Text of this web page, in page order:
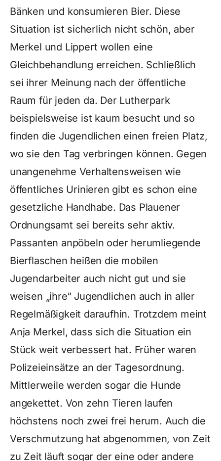
Bänken und konsumieren Bier. Diese
Situation ist sicherlich nicht schön, aber
Merkel und Lippert wollen eine
Gleichbehandlung erreichen. Schließlich
sei ihrer Meinung nach der öffentliche
Raum für jeden da. Der Lutherpark
beispielsweise ist kaum besucht und so
finden die Jugendlichen einen freien Platz,
wo sie den Tag verbringen können. Gegen
unangenehme Verhaltensweisen wie
öffentliches Urinieren gibt es schon eine
gesetzliche Handhabe. Das Plauener
Ordnungsamt sei bereits sehr aktiv.
Passanten anpöbeln oder herumliegende
Bierflaschen heißen die mobilen
Jugendarbeiter auch nicht gut und sie
weisen „ihre“ Jugendlichen auch in aller
Regelmäßigkeit daraufhin. Trotzdem meint
Anja Merkel, dass sich die Situation ein
Stück weit verbessert hat. Früher waren
Polizeieinsätze an der Tagesordnung.
Mittlerweile werden sogar die Hunde
angekettet. Von zehn Tieren laufen
höchstens noch zwei frei herum. Auch die
Verschmutzung hat abgenommen, von Zeit
zu Zeit läuft sogar der eine oder andere